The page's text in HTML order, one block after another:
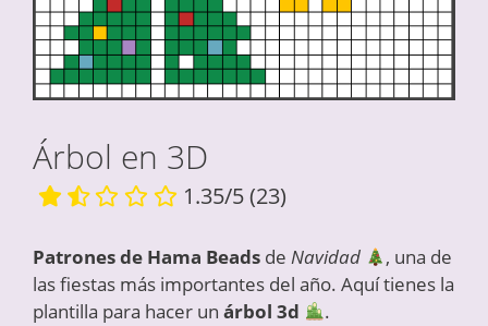
Árbol en 3D
1.35/5(23)
Patrones de Hama Beads de Navidad
, una de
las fiestas más importantes del año. Aquí tienes la
plantilla para hacer un árbol 3d .